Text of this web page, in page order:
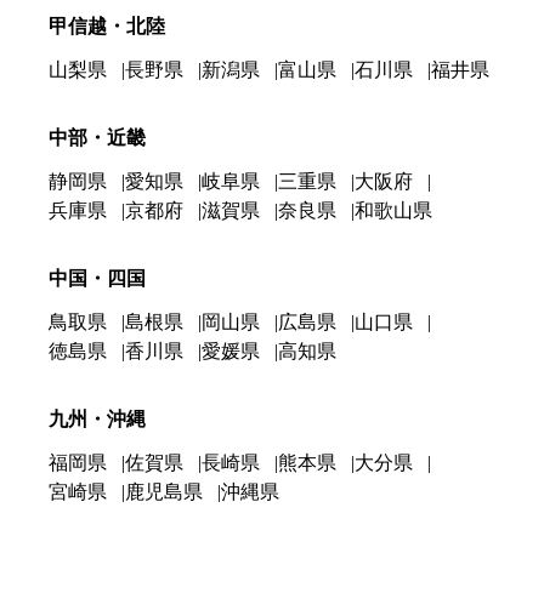
甲信越・北陸
山梨県 長野県 新潟県 富山県 石川県 福井県
中部・近畿
静岡県 愛知県 岐阜県 三重県
大阪府
兵庫県
京都府 滋賀県 奈良県 和歌山県
中国・四国
鳥取県 島根県 岡山県 広島県
山口県
徳島県
香川県 愛媛県 高知県
九州・沖縄
福岡県 佐賀県 長崎県 熊本県
大分県
宮崎県
鹿児島県 沖縄県